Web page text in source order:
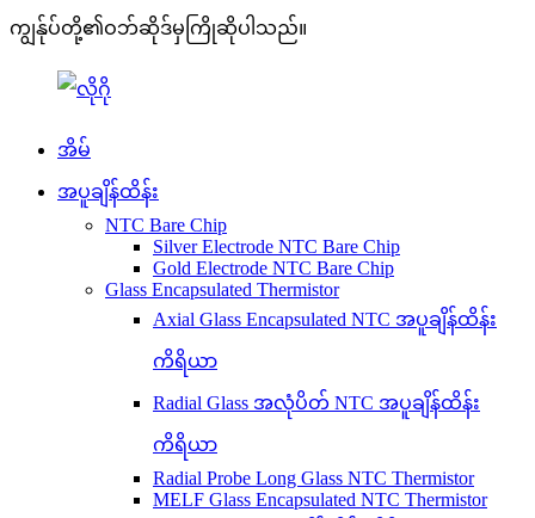
ကျွန်ုပ်တို့၏ဝဘ်ဆိုဒ်မှကြိုဆိုပါသည်။
အိမ်
အပူချိန်ထိန်း
NTC Bare Chip
Silver Electrode NTC Bare Chip
Gold Electrode NTC Bare Chip
Glass Encapsulated Thermistor
Axial Glass Encapsulated NTC အပူချိန်ထိန်း
ကိရိယာ
Radial Glass အလုံပိတ် NTC အပူချိန်ထိန်း
ကိရိယာ
Radial Probe Long Glass NTC Thermistor
MELF Glass Encapsulated NTC Thermistor